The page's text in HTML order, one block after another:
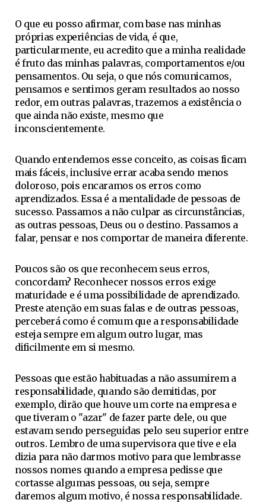
O que eu posso afirmar, com base nas minhas
próprias experiências de vida, é que,
particularmente, eu acredito que a minha realidade
é fruto das minhas palavras, comportamentos e/ou
pensamentos. Ou seja, o que nós comunicamos,
pensamos e sentimos geram resultados ao nosso
redor, em outras palavras, trazemos a existência o
que ainda não existe, mesmo que
inconscientemente.
Quando entendemos esse conceito, as coisas ficam
mais fáceis, inclusive errar acaba sendo menos
doloroso, pois encaramos os erros como
aprendizados. Essa é a mentalidade de pessoas de
sucesso. Passamos a não culpar as circunstâncias,
as outras pessoas, Deus ou o destino. Passamos a
falar, pensar e nos comportar de maneira diferente.
Poucos são os que reconhecem seus erros,
concordam? Reconhecer nossos erros exige
maturidade e é uma possibilidade de aprendizado.
Preste atenção em suas falas e de outras pessoas,
perceberá como é comum que a responsabilidade
esteja sempre em algum outro lugar, mas
dificilmente em si mesmo.
Pessoas que estão habituadas a não assumirem a
responsabilidade, quando são demitidas, por
exemplo, dirão que houve um corte na empresa e
que tiveram o "azar" de fazer parte dele, ou que
estavam sendo perseguidas pelo seu superior entre
outros. Lembro de uma supervisora que tive e ela
dizia para não darmos motivo para que lembrasse
nossos nomes quando a empresa pedisse que
cortasse algumas pessoas, ou seja, sempre
daremos algum motivo, é nossa responsabilidade.